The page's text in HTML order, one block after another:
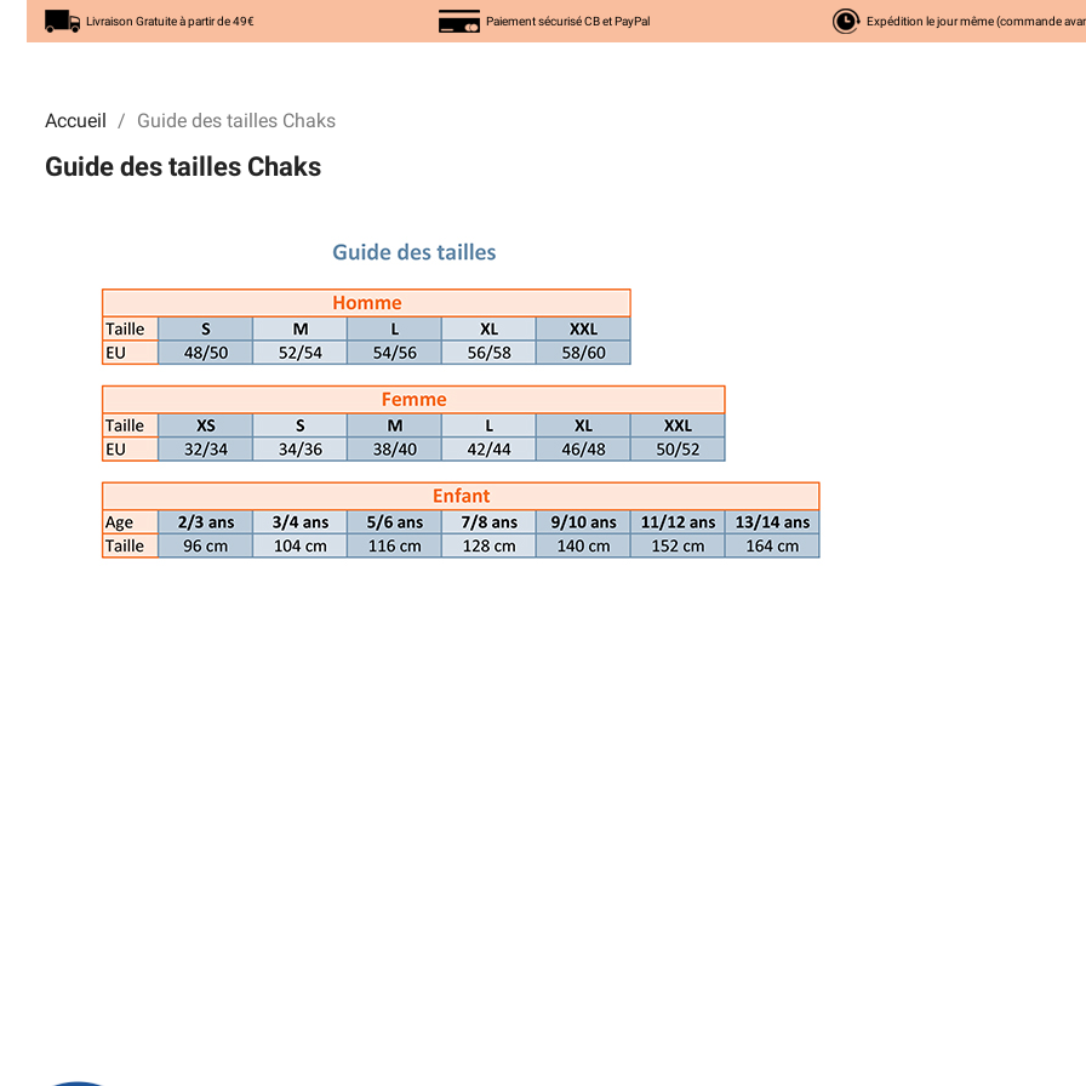
Livraison Gratuite à partir de 49€ Paiement sécurisé CB et PayPal Expédition le jour même (commande
Accueil Guide des tailles Chaks
Guide des tailles Chaks